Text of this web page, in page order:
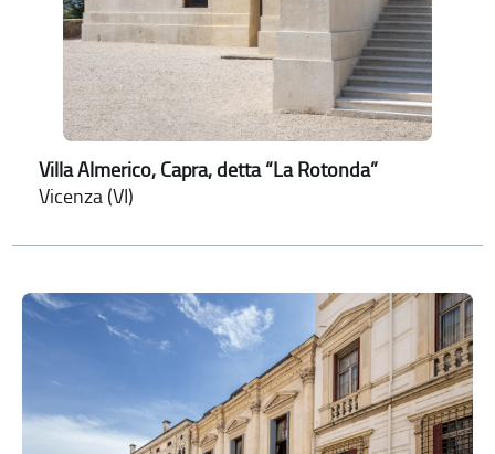
Villa Almerico, Capra, detta “La Rotonda”
Vicenza (VI)